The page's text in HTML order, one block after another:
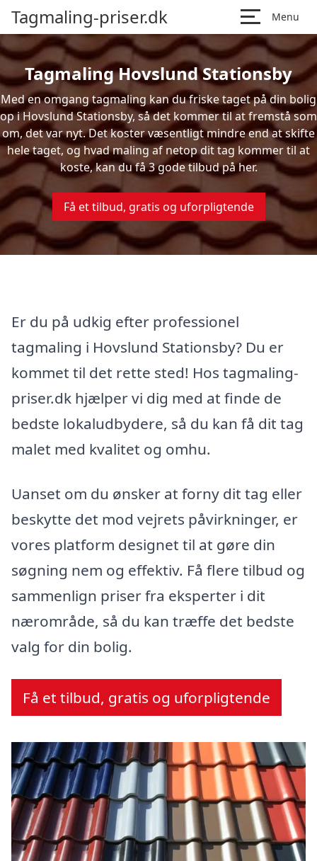
Tagmaling-priser.dk Menu
Tagmaling Hovslund Stationsby
Med en omgang tagmaling kan du friske taget på din bolig
op i Hovslund Stationsby, så det kommer til at fremstå som
om, det var nyt. Det koster væsentligt mindre end at skifte
hele taget, og hvad maling af netop dit tag kommer til at
koste, kan du få 3 gode tilbud på her.
Få et tilbud, gratis og uforpligtende
Er du på udkig efter professionel
tagmaling i Hovslund Stationsby? Du er
kommet til det rette sted! Hos tagmaling-
priser.dk hjælper vi dig med at finde de
bedste lokaludbydere, så du kan få dit tag
malet med kvalitet og omhu.
Uanset om du ønsker at forny dit tag eller
beskytte det mod vejrets påvirkninger, er
vores platform designet til at gøre din
søgning nem og effektiv. Få flere tilbud og
sammenlign priser fra eksperter i dit
nærområde, så du kan træffe det bedste
valg for din bolig.
Få et tilbud, gratis og uforpligtende